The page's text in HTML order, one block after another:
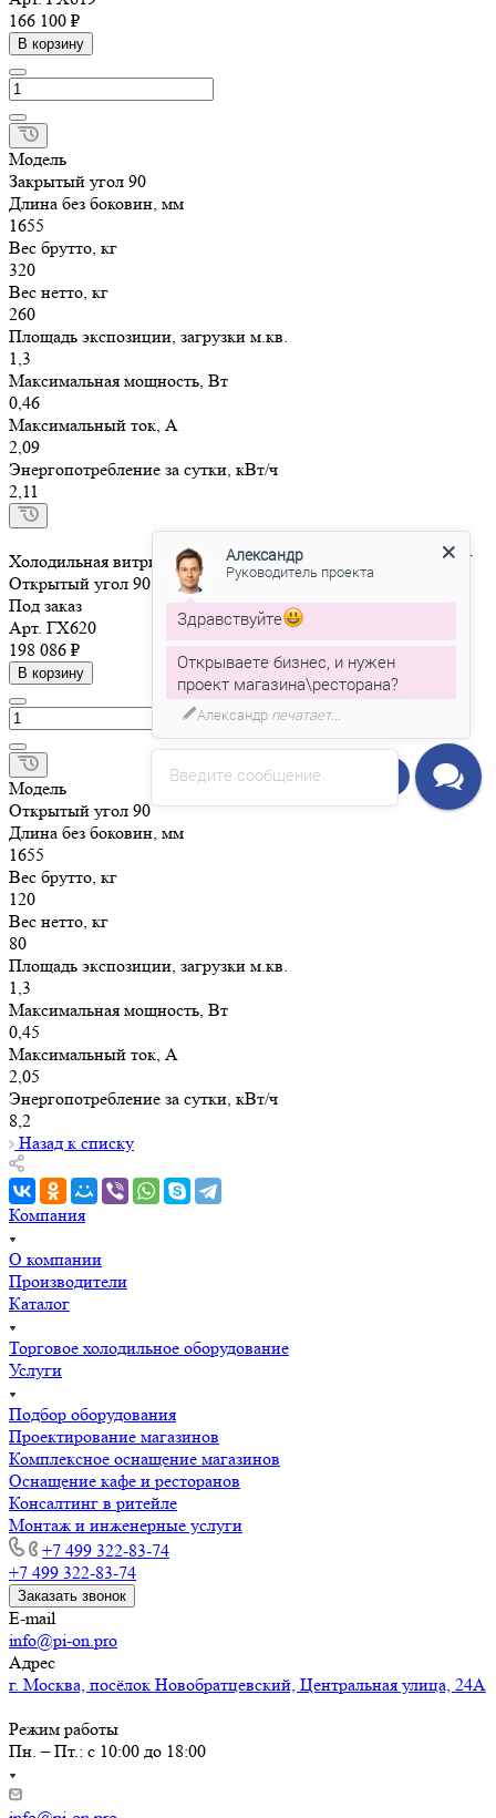
166 100 ₽
В корзину
Модель
Закрытый угол 90
Длина без боковин, мм
1655
Вес брутто, кг
320
Вес нетто, кг
260
Площадь экспозиции, загрузки м.кв.
1,3
Максимальная мощность, Вт
0,46
Максимальный ток, А
2,09
Энергопотребление за сутки, кВт/ч
2,11
Холодильная витрина Brandford AURORA Slim SQ PLUG-IN
Открытый угол 90
Под заказ
Арт. ГХ620
198 086 ₽
В корзину
Модель
Открытый угол 90
Длина без боковин, мм
1655
Вес брутто, кг
120
Вес нетто, кг
80
Площадь экспозиции, загрузки м.кв.
1,3
Максимальная мощность, Вт
0,45
Максимальный ток, А
2,05
Энергопотребление за сутки, кВт/ч
8,2
Назад к списку
Компания
О компании
Производители
Каталог
Торговое холодильное оборудование
Услуги
Подбор оборудования
Проектирование магазинов
Комплексное оснащение магазинов
Оснащение кафе и ресторанов
Консалтинг в ритейле
Монтаж и инженерные услуги
+7 499 322-83-74
+7 499 322-83-74
Заказать звонок
E-mail
info@pi-on.pro
Адрес
г. Москва, посёлок Новобратцевский, Центральная улица, 24А
Режим работы
Пн. – Пт.: с 10:00 до 18:00
Напишите нам!
Введите сообщение
Александр
Руководитель проекта
Здравствуйте
Открываете бизнес, и нужен
проект магазина\ресторана?
Александр печатает...